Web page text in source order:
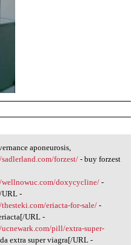
aponeurosis,
forzest/- buy forzest
doxycycline/-
-
eriacta-for-sale/-
URL -
pill/extra-super-
extra super viagra[/URL -